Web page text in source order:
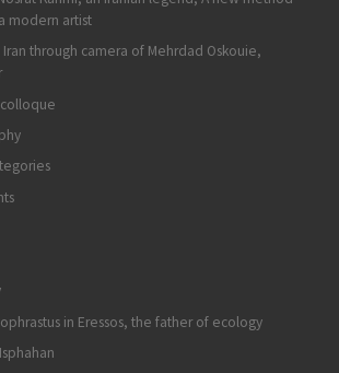
modern artist
through camera of Mehrdad Oskouie,
in Eressos, the father of ecology